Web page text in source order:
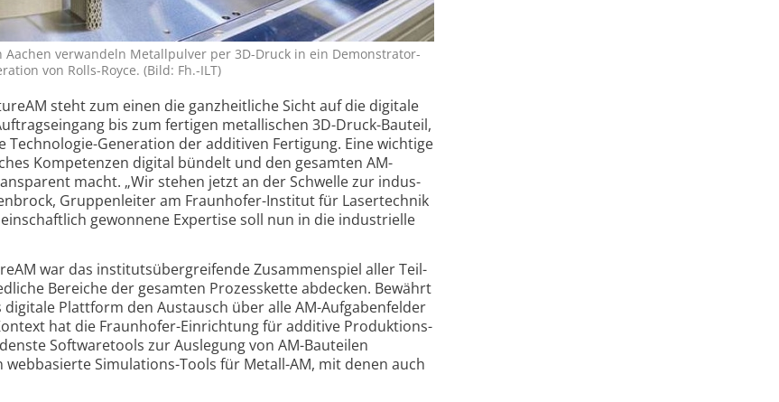
verwandeln Metall­pulver per 3D-Druck in ein Demon­strator-
von Rolls-Royce. (Bild: Fh.-ILT)
steht zum einen die ganz­heit­liche Sicht auf die digitale
bis zum fertigen metal­lischen 3D-Druck-Bauteil,
Generation der additiven Fertigung. Eine wichtige
Kompetenzen digital bündelt und den gesamten AM-
macht. „Wir stehen jetzt an der Schwelle zur indus­
Gruppen­leiter am Fraun­hofer-Institut für Laser­technik
gewonnene Expertise soll nun in die indus­tri­elle
war das instituts­über­greifende Zusammen­spiel aller Teil­
Bereiche der gesamten Prozess­kette abdecken. Bewährt
digitale Platt­form den Austausch über alle AM-Aufgaben­felder
hat die Fraun­hofer-Einrichtung für additive Produktions­
Software­tools zur Auslegung von AM-Bauteilen
webbasierte Simulations-Tools für Metall-AM, mit denen auch